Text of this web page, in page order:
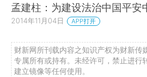
孟建柱：为建设法治中国平安
2014年11月04日 APP打开
财新网所刊载内容之知识产权为财新传
专属所有或持有。未经许可，禁止进行
建立镜像等任何使用。